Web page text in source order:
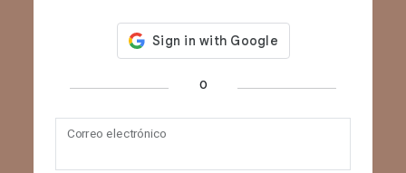
o
Correo electrónico